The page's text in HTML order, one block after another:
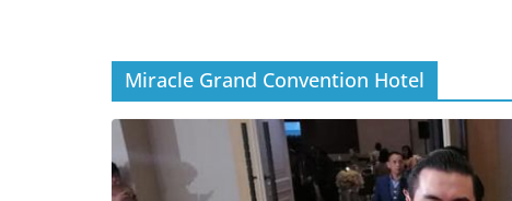
Miracle Grand Convention Hotel